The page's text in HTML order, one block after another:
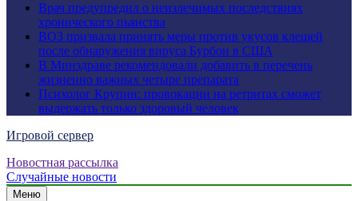
Врач предупредил о неизлечимых последствиях
хронического пьянства
ВОЗ призвала принять меры против укусов клещей
после обнаружения вируса Бурбон в США
В Минздраве рекомендовали добавить в перечень
жизненно важных четыре препарата
Психолог Крупин: провокации на ретритах сможет
выдержать только здоровый человек
Игровой сервер
Новостная рассылка
Случайные новости
Меню